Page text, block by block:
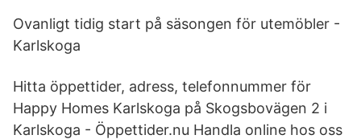
Ovanligt tidig start på säsongen för utemöbler -
Karlskoga
Hitta öppettider, adress, telefonnummer för
Happy Homes Karlskoga på Skogsbovägen 2 i
Karlskoga - Öppettider.nu Handla online hos oss